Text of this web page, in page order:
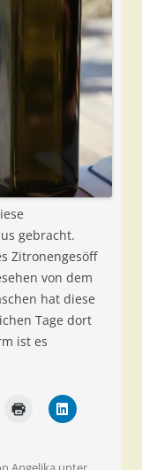
gebracht.
Zitronengesöff
von dem
hat diese
Tage dort
ist es